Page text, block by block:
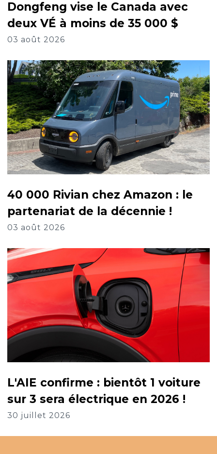
Dongfeng vise le Canada avec
deux VÉ à moins de 35 000 $
03 août 2026
40 000 Rivian chez Amazon : le
partenariat de la décennie !
03 août 2026
L'AIE confirme : bientôt 1 voiture
sur 3 sera électrique en 2026 !
30 juillet 2026